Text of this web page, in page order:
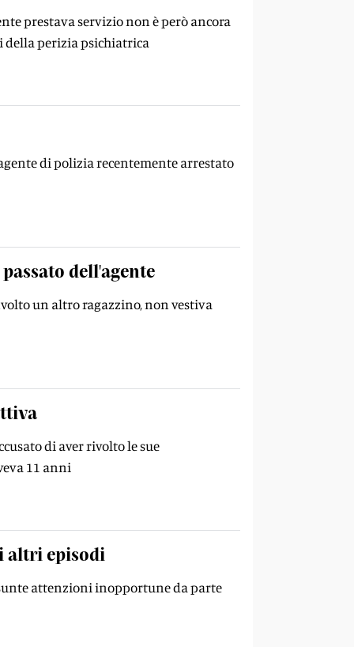
prestava servizio non è però ancora
della perizia psichiatrica
di polizia recentemente arrestato
dell'agente
un altro ragazzino, non vestiva
di aver rivolto le sue
11 anni
altri episodi
attenzioni inopportune da parte